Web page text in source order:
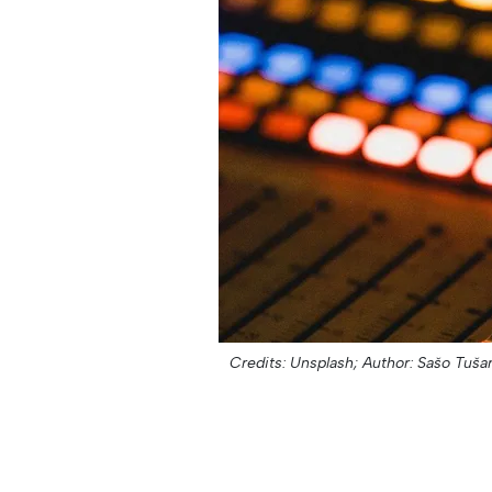
Credits: Unsplash; Author: Sašo